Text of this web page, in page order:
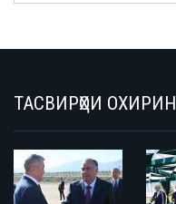
ТАСВИРҲОИ ОХИРИН